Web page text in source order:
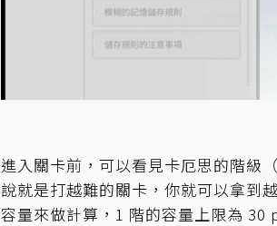
進入關卡前，可以看見卡厄思的階級
說就是打越難的關卡，你就可以拿
容量來做計算，1 階的容量上限為 30